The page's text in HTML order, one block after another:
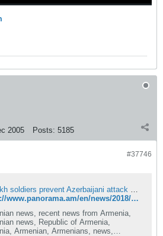
2005 Posts: 5185
#37746
https://www.panorama.am/en/news/2018/08/17/Artsakh-Azerbaijani-attack/1992094
news, recent news from Armenia,
news, Republic of Armenia,
Armenian, Armenians, news,